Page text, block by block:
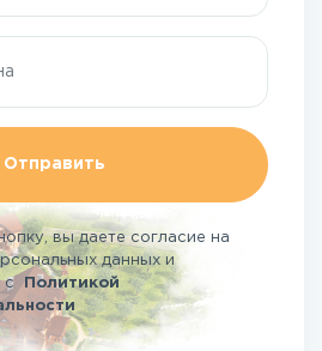
Отправить
вы даете согласие на
данных и
сПолитикой